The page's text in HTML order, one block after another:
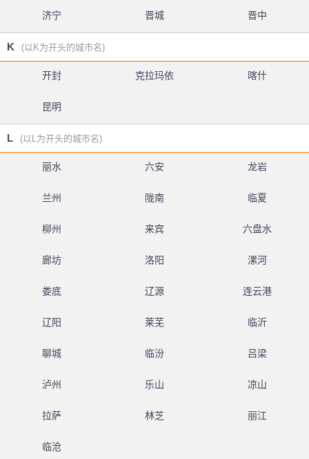
济宁 晋城 晋中
K (以K为开头的城市名)
开封 克拉玛依 喀什
昆明
L (以L为开头的城市名)
丽水 六安 龙岩
兰州 陇南 临夏
柳州 来宾 六盘水
廊坊 洛阳 漯河
娄底 辽源 连云港
辽阳 莱芜 临沂
聊城 临汾 吕梁
泸州 乐山 凉山
拉萨 林芝 丽江
临沧